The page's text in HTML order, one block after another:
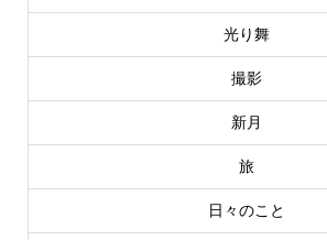
光り舞
撮影
新月
旅
日々のこと